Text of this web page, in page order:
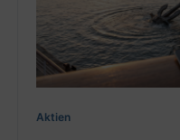
Aktien